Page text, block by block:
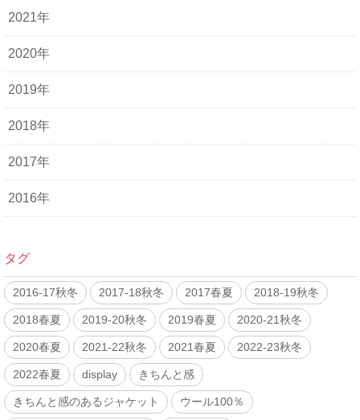
2021年
2020年
2019年
2018年
2017年
2016年
タグ
2016-17秋冬 2017-18秋冬 2017春夏 2018-19秋冬
2018春夏 2019-20秋冬 2019春夏 2020-21秋冬
2020春夏 2021-22秋冬 2021春夏 2022-23秋冬
2022春夏 display きちんと感
きちんと感のあるジャケット ウール100％